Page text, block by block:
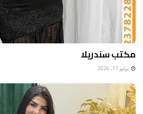
مكتب سندريلا
يوليو 17, 2026